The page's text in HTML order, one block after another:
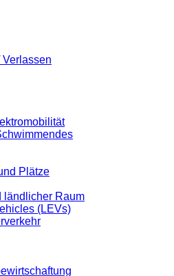
Plätze
ländlicher Raum
(LEVs)